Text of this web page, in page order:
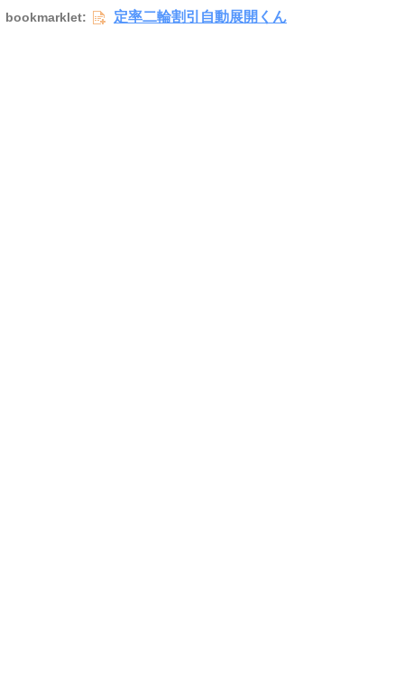
bookmarklet: 定率二輪割引自動展開くん